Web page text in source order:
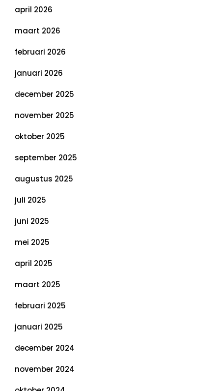
april 2026
maart 2026
februari 2026
januari 2026
december 2025
november 2025
oktober 2025
september 2025
augustus 2025
juli 2025
juni 2025
mei 2025
april 2025
maart 2025
februari 2025
januari 2025
december 2024
november 2024